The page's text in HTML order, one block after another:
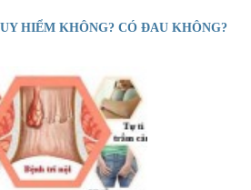
HIỂM KHÔNG? CÓ ĐAU KHÔNG?